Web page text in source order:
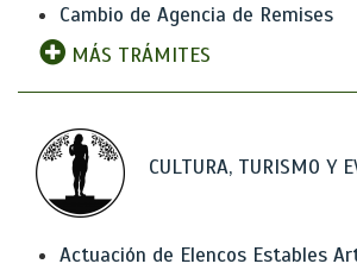
Cambio de Agencia de Remises
MÁS TRÁMITES
CULTURA, TURISMO Y
Actuación de Elencos Estables